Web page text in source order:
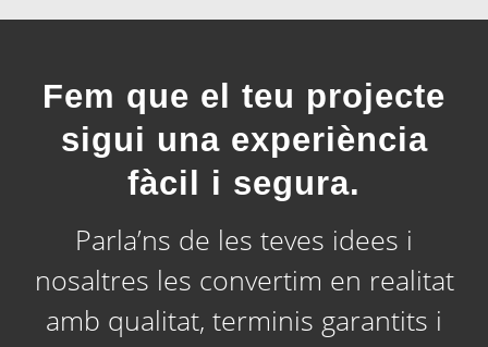
Fem que el teu projecte
sigui una experiència
fàcil i segura.
Parla’ns de les teves idees i
nosaltres les convertim en realitat
amb qualitat, terminis garantits i